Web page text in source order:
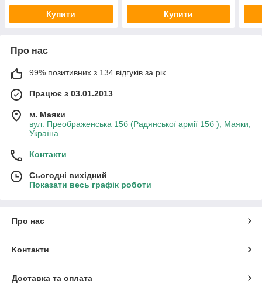
Купити Купити
Про нас
99% позитивних з 134 відгуків за рік
Працює з 03.01.2013
м. Маяки
вул. Преображенська 15б (Радянської армії 15б ), Маяки,
Україна
Контакти
Сьогодні вихідний
Показати весь графік роботи
Про нас
Контакти
Доставка та оплата